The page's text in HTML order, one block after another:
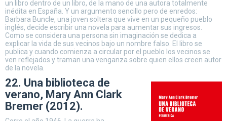
un libro dentro de un libro, de la mano de una autora totalmente
inédita en España. Y un argumento sencillo pero de enredos:
Barbara Buncle, una joven soltera que vive en un pequeño pueblo
inglés, decide escribir una novela para aumentar sus ingresos.
Como se considera una persona sin imaginación se dedica a
explicar la vida de sus vecinos bajo un nombre falso. El libro se
publica y cuando comienza a circular por el pueblo los vecinos se
ven reflejados y traman una venganza sobre quien ellos creen autor
de la novela.
22. Una biblioteca de
verano, Mary Ann Clark
Bremer (2012).